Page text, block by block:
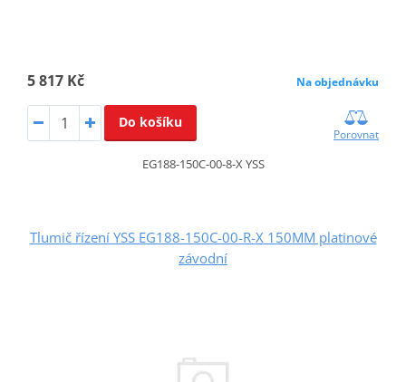
5 817 Kč Na objednávku
Do košíku
Porovnat
EG188-150C-00-8-X YSS
Tlumič řízení YSS EG188-150C-00-R-X 150MM platinové
závodní